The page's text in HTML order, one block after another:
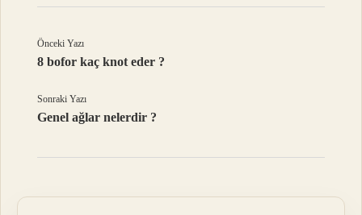
Önceki Yazı
8 bofor kaç knot eder ?
Sonraki Yazı
Genel ağlar nelerdir ?